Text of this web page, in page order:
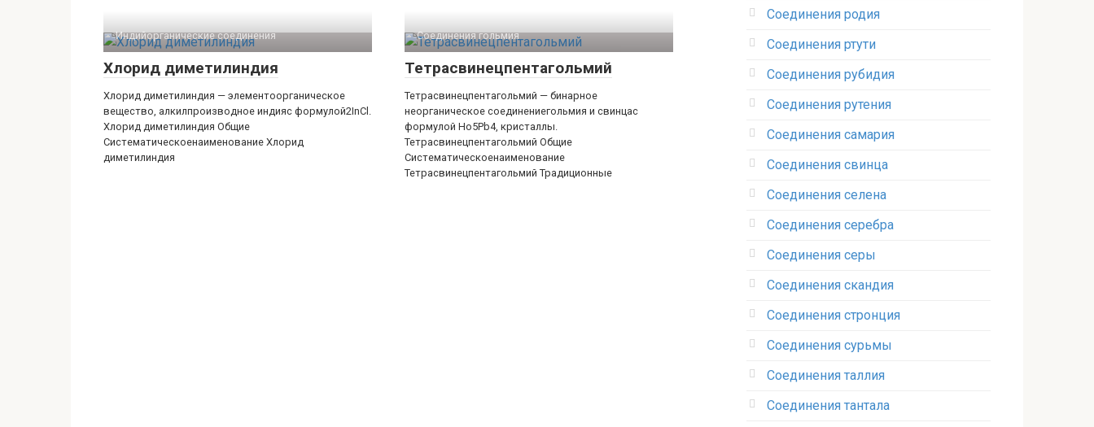
Индийорганические соединения‎
Хлорид диметилиндия
Хлорид диметилиндия — элементоорганическое
вещество, алкилпроизводное индияс формулой2InCl.
Хлорид диметилиндия Общие
Систематическоенаименование Хлорид
диметилиндия
Соединения гольмия‎
Тетрасвинецпентагольмий
Тетрасвинецпентагольмий — бинарное
неорганическое соединениегольмия и свинцас
формулой Ho5Pb4, кристаллы.
Тетрасвинецпентагольмий Общие
Систематическоенаименование
Тетрасвинецпентагольмий Традиционные
Соединения родия‎
Соединения ртути‎
Соединения рубидия‎
Соединения рутения‎
Соединения самария‎
Соединения свинца‎
Соединения селена‎
Соединения серебра‎
Соединения серы‎
Соединения скандия
Соединения стронция‎
Соединения сурьмы
Соединения таллия‎
Соединения тантала‎